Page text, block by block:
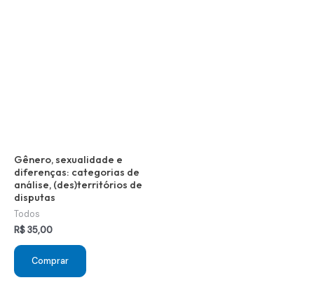
Gênero, sexualidade e
diferenças: categorias de
análise, (des)territórios de
disputas
Todos
R$35,00
Comprar